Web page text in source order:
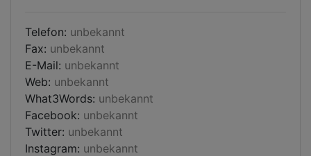
Telefon: unbekannt
Fax: unbekannt
E-Mail: unbekannt
Web: unbekannt
What3Words: unbekannt
Facebook: unbekannt
Twitter: unbekannt
Instagram: unbekannt